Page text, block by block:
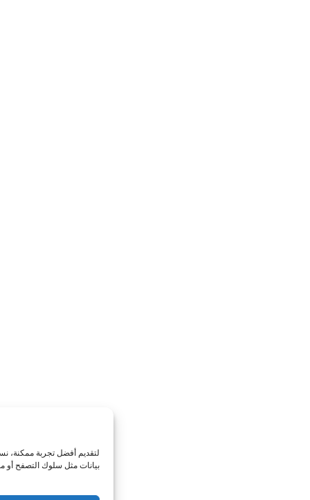
لتقديم أفضل تجربة ممكنة، نستخدم تقنيات مثل الكوكيز لتخزين معلومات الجهاز أو
بيانات مثل سلوك التصفح أو معرفات فريدة على هذا الموقع. عدم الموافقة أو سحب